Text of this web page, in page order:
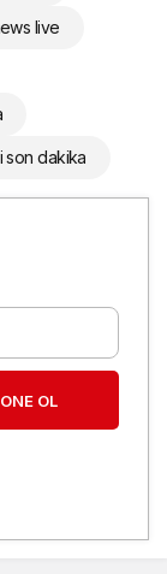
live
son dakika
OL